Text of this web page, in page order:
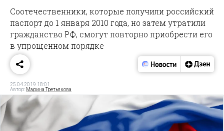
Соотечественники, которые получили российский
паспорт до 1 января 2010 года, но затем утратили
гражданство РФ, смогут повторно приобрести его
в упрощенном порядке
25.04.2019 18:01
Автор: Марина Третьякова